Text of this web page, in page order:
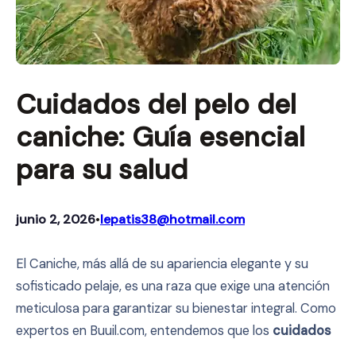
Cuidados del pelo del
caniche: Guía esencial
para su salud
junio 2, 2026•lepatis38@hotmail.com
El Caniche, más allá de su apariencia elegante y su
sofisticado pelaje, es una raza que exige una atención
meticulosa para garantizar su bienestar integral. Como
expertos en Buuil.com, entendemos que los cuidados